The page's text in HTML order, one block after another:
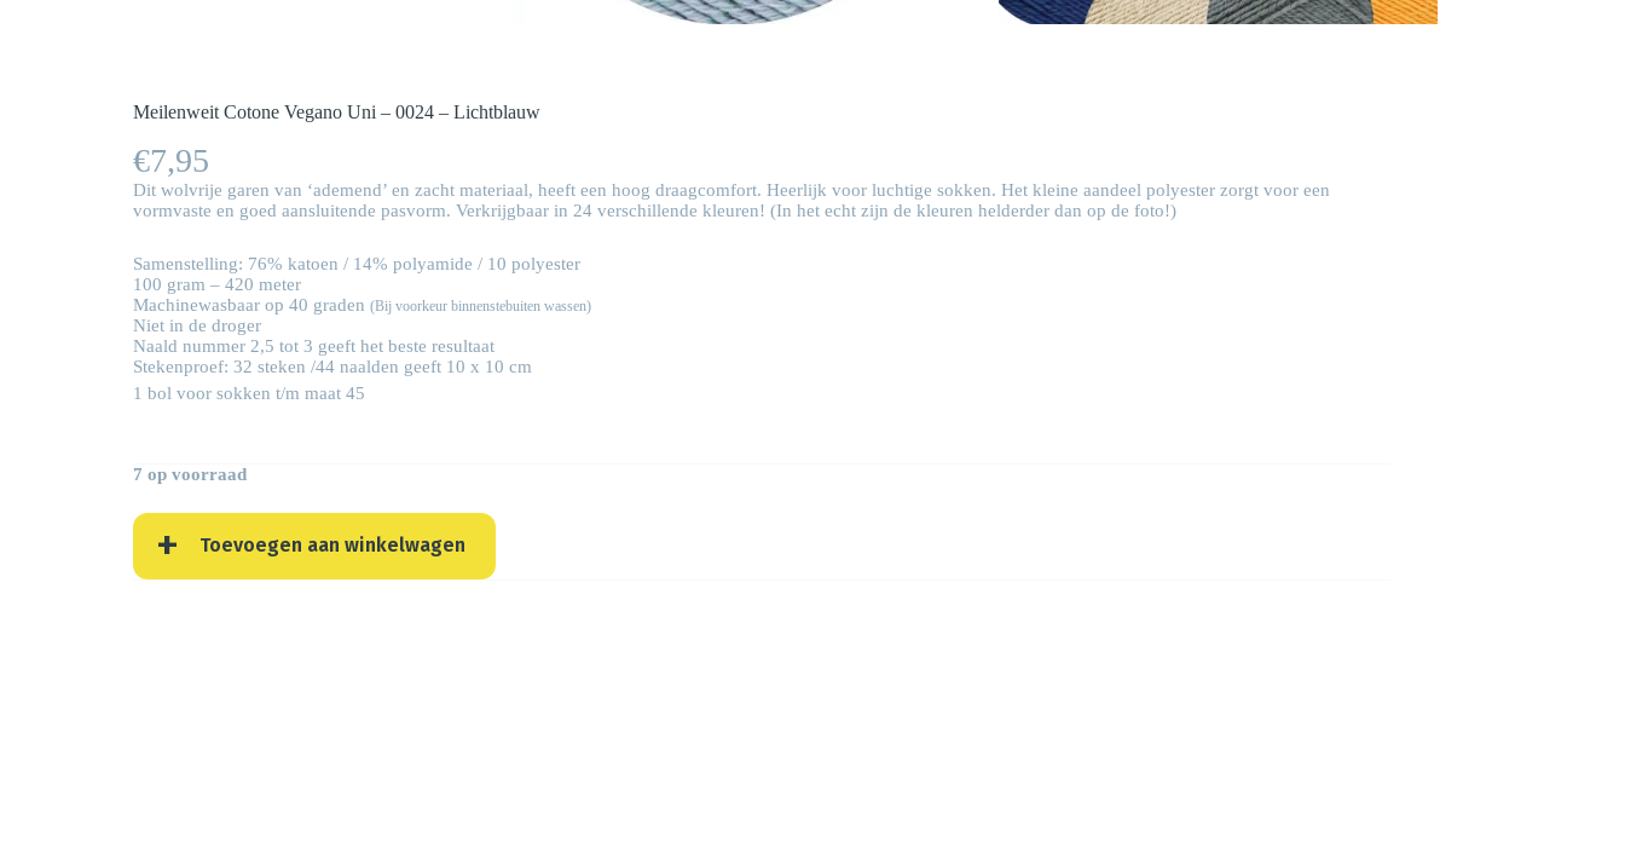
Meilenweit Cotone Vegano Uni – 0024 – Lichtblauw
€7,95
Dit wolvrije garen van ‘ademend’ en zacht materiaal, heeft een hoog draagcomfort. Heerlijk voor luchtige sokken. Het kleine aandeel polyester zorgt voor een
vormvaste en goed aansluitende pasvorm. Verkrijgbaar in 24 verschillende kleuren! (In het echt zijn de kleuren helderder dan op de foto!)
Samenstelling: 76% katoen / 14% polyamide / 10 polyester
100 gram – 420 meter
Machinewasbaar op 40 graden (Bij voorkeur binnenstebuiten wassen)
Niet in de droger
Naald nummer 2,5 tot 3 geeft het beste resultaat
Stekenproef: 32 steken /44 naalden geeft 10 x 10 cm
1 bol voor sokken t/m maat 45
7 op voorraad
Toevoegen aan winkelwagen